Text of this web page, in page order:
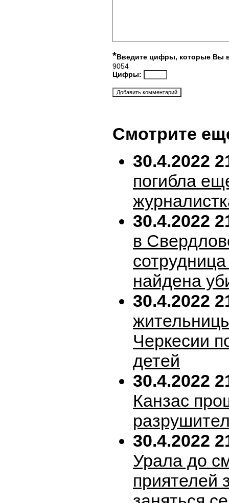
*Введите цифры, которые Вы
9054
Цифры:
Смотрите
30.4.2022
погибла
30.4.2022
в
найдена
30.4.2022
Черкесии
детей
30.4.2022
Канзас
30.4.2022
Урала до
приятелей